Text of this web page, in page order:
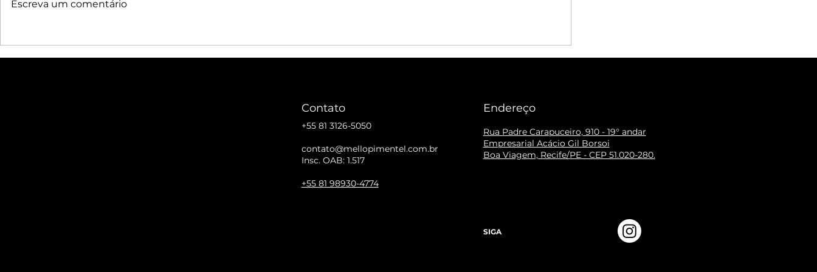
Escreva um comentário
Contato Endereço
+55 81 3126-5050
contato@mellopimentel.com.br
Insc. OAB: 1.517
+55 81 98930-4774
Rua Padre Carapuceiro, 910 - 19° andar
Empresarial Acácio Gil Borsoi
Boa Viagem, Recife/PE - CEP 51.020-280.
SIGA